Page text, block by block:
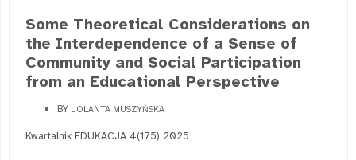
Some Theoretical Considerations on
the Interdependence of a Sense of
Community and Social Participation
from an Educational Perspective
BY JOLANTA MUSZYŃSKA
Kwartalnik EDUKACJA 4(175) 2025